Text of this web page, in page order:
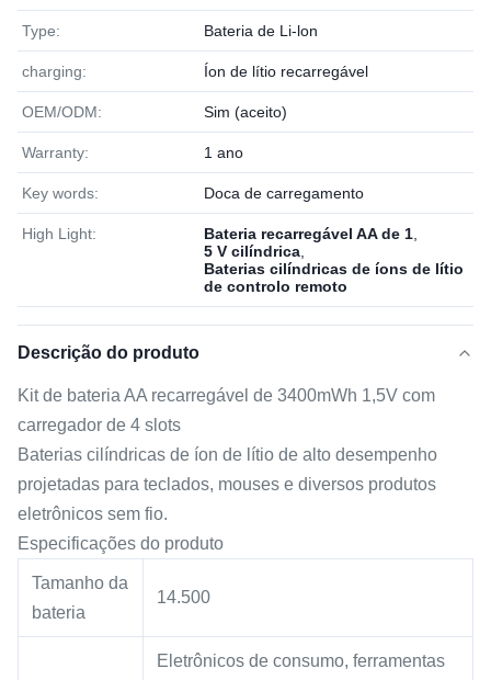
Type: Bateria de Li-lon
charging: Íon de lítio recarregável
OEM/ODM: Sim (aceito)
Warranty: 1 ano
Key words: Doca de carregamento
High Light: Bateria recarregável AA de 1
5 V cilíndrica
Baterias cilíndricas de íons de lítio
de controlo remoto
Descrição do produto
Kit de bateria AA recarregável de 3400mWh 1,5V com
carregador de 4 slots
Baterias cilíndricas de íon de lítio de alto desempenho
projetadas para teclados, mouses e diversos produtos
eletrônicos sem fio.
Especificações do produto
Tamanho da
bateria
14.500
Eletrônicos de consumo, ferramentas